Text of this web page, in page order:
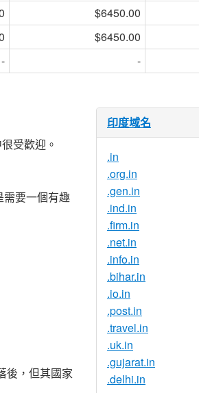
$6450.00
$6450.00
- -
受歡迎。
需要一個有趣
後，但其國家
印度域名
.in
.org.in
.gen.in
.ind.in
.firm.in
.net.in
.info.in
.bihar.in
.io.in
.post.in
.travel.in
.uk.in
.gujarat.in
.delhi.in